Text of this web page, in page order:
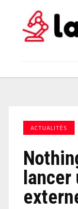
ACTUALITÉS
lancer